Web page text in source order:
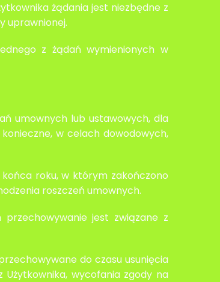
żądania jest niezbędne z
uprawnionej.
z żądań wymienionych w
umownych lub ustawowych, dla
w celach dowodowych,
roku, w którym zakończono
roszczeń umownych.
jest związane z
do czasu usunięcia
wycofania zgody na